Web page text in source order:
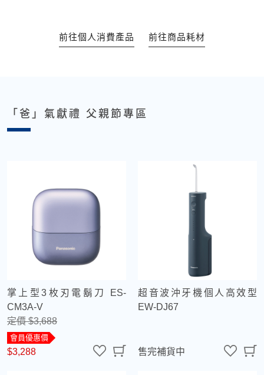
前往個人消費產品 前往商品耗材
「爸」氣獻禮 父親節專區
掌上型3枚刃電鬍刀 ES-
CM3A-V
定價 $3,688
會員優惠價
$3,288
超音波沖牙機個人高效型
EW-DJ67
售完補貨中